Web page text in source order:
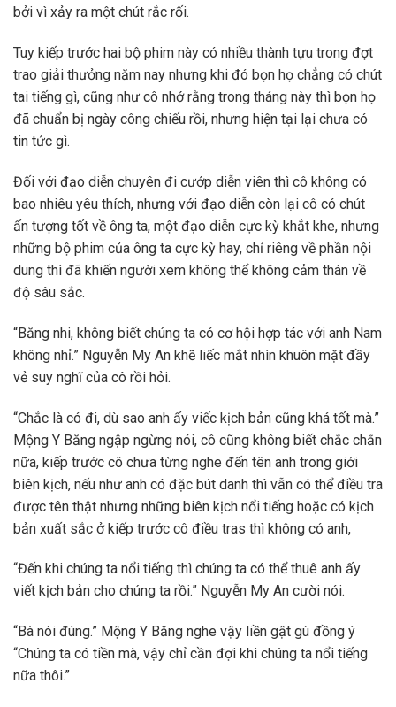
bởi vì xảy ra một chút rắc rối.
Tuy kiếp trước hai bộ phim này có nhiều thành tựu trong đợt
trao giải thưởng năm nay nhưng khi đó bọn họ chẳng có chút
tai tiếng gì, cũng như cô nhớ rằng trong tháng này thì bọn họ
đã chuẩn bị ngày công chiếu rồi, nhưng hiện tại lại chưa có
tin tức gì.
Đối với đạo diễn chuyên đi cướp diễn viên thì cô không có
bao nhiêu yêu thích, nhưng với đạo diễn còn lại cô có chút
ấn tượng tốt về ông ta, một đạo diễn cực kỳ khắt khe, nhưng
những bộ phim của ông ta cực kỳ hay, chỉ riêng về phần nội
dung thì đã khiến người xem không thể không cảm thán về
độ sâu sắc.
“Băng nhi, không biết chúng ta có cơ hội hợp tác với anh Nam
không nhỉ.” Nguyễn My An khẽ liếc mắt nhìn khuôn mặt đầy
vẻ suy nghĩ của cô rồi hỏi.
“Chắc là có đi, dù sao anh ấy viếc kịch bản cũng khá tốt mà.”
Mộng Y Băng ngập ngừng nói, cô cũng không biết chắc chắn
nữa, kiếp trước cô chưa từng nghe đến tên anh trong giới
biên kịch, nếu như anh có đặc bút danh thì vẫn có thể điều tra
được tên thật nhưng những biên kịch nổi tiếng hoặc có kịch
bản xuất sắc ở kiếp trước cô điều tras thì không có anh,
“Đến khi chúng ta nổi tiếng thì chúng ta có thể thuê anh ấy
viết kịch bản cho chúng ta rồi.” Nguyễn My An cười nói.
“Bà nói đúng.” Mộng Y Băng nghe vậy liền gật gù đồng ý
“Chúng ta có tiền mà, vậy chỉ cần đợi khi chúng ta nổi tiếng
nữa thôi.”